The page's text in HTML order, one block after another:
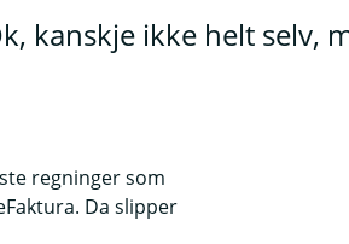
kanskje ikke helt selv,
regninger som
Da slipper